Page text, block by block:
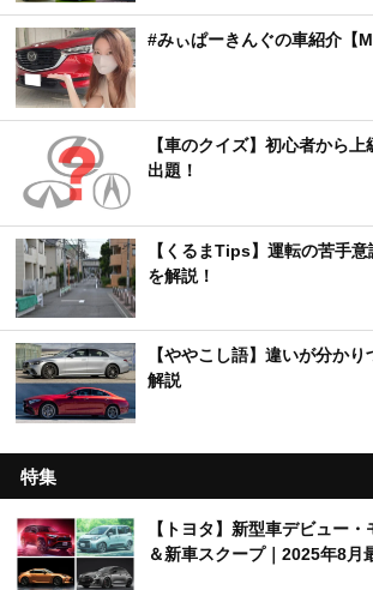
#みぃぱーきんぐの車紹介【
【車のクイズ】初心者から
出題！
【くるまTips】運転の苦手
を解説！
【ややこし語】違いが分か
解説
特集
【トヨタ】新型車デビュー
＆新車スクープ｜2025年8月